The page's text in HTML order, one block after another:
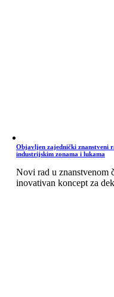
Objavljen zajednički znanstveni
industrijskim zonama i lukama
Novi rad u znanstvenom
inovativan koncept za